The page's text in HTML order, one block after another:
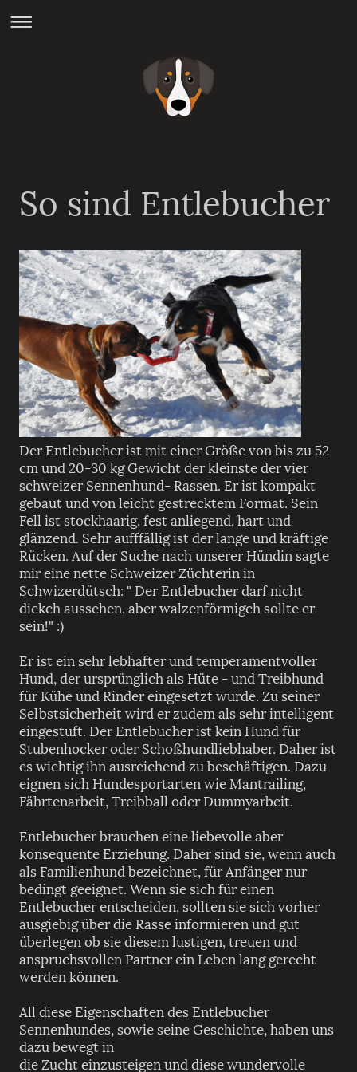
So sind Entlebucher
Der Entlebucher ist mit einer Größe von bis zu 52
cm und 20-30 kg Gewicht der kleinste der vier
schweizer Sennenhund- Rassen. Er ist kompakt
gebaut und von leicht gestrecktem Format. Sein
Fell ist stockhaarig, fest anliegend, hart und
glänzend. Sehr aufffällig ist der lange und kräftige
Rücken. Auf der Suche nach unserer Hündin sagte
mir eine nette Schweizer Züchterin in
Schwizerdütsch: " Der Entlebucher darf nicht
dickch aussehen, aber walzenförmigch sollte er
sein!" :)
Er ist ein sehr lebhafter und temperamentvoller
Hund, der ursprünglich als Hüte - und Treibhund
für Kühe und Rinder eingesetzt wurde. Zu seiner
Selbstsicherheit wird er zudem als sehr intelligent
eingestuft. Der Entlebucher ist kein Hund für
Stubenhocker oder Schoßhundliebhaber. Daher ist
es wichtig ihn ausreichend zu beschäftigen. Dazu
eignen sich Hundesportarten wie Mantrailing,
Fährtenarbeit, Treibball oder Dummyarbeit.
Entlebucher brauchen eine liebevolle aber
konsequente Erziehung. Daher sind sie, wenn auch
als Familienhund bezeichnet, für Anfänger nur
bedingt geeignet. Wenn sie sich für einen
Entlebucher entscheiden, sollten sie sich vorher
ausgiebig über die Rasse informieren und gut
überlegen ob sie diesem lustigen, treuen und
anspruchsvollen Partner ein Leben lang gerecht
werden können.
All diese Eigenschaften des Entlebucher
Sennenhundes, sowie seine Geschichte, haben uns
dazu bewegt in
die Zucht einzusteigen und diese wundervolle